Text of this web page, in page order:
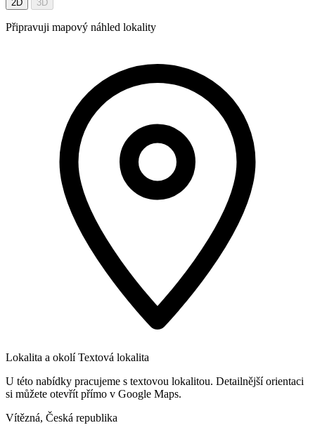
2D 3D
Připravuji mapový náhled lokality
Lokalita a okolí Textová lokalita
U této nabídky pracujeme s textovou lokalitou. Detailnější orientaci
si můžete otevřít přímo v Google Maps.
Vítězná, Česká republika